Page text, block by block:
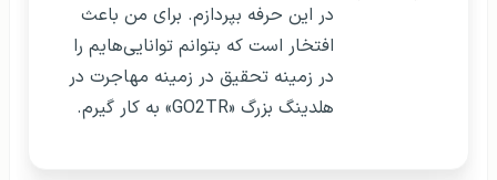
در این حرفه بپردازم. برای من باعث
افتخار است که بتوانم توانایی‌هایم را
در زمینه تحقیق در زمینه مهاجرت در
هلدینگ بزرگ «GO2TR» به کار گیرم.